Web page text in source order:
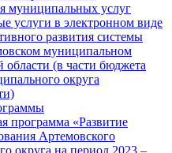
муниципальных услуг
услуги в электронном виде
развития системы
муниципальном
области (в части бюджета
округа
программа «Развитие
Артемовского
округа на период 2023 –